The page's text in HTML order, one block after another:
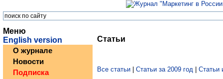
Меню
English version
О журнале
Новости
Подписка
Статьи
Все статьи | Статьи за 2009 год | Статьи